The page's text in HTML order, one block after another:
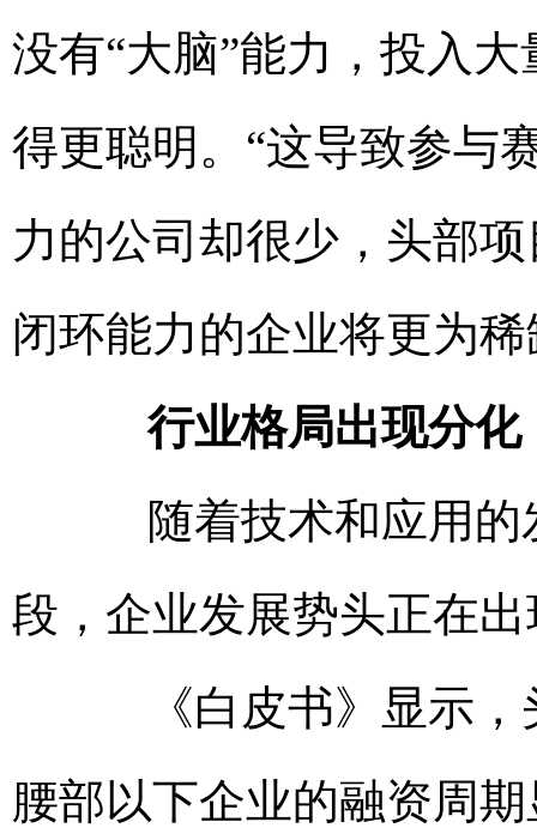
没有“大脑”能力，投入
得更聪明。“这导致参与
力的公司却很少，头部
闭环能力的企业将更为稀
行业格局出现分化
随着技术和应用的
段，企业发展势头正在
《白皮书》显示，
腰部以下企业的融资周